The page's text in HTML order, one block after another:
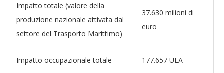
Impatto totale (valore della
produzione nazionale attivata dal
settore del Trasporto Marittimo)
37.630 milioni di
euro
Impatto occupazionale totale 177.657 ULA